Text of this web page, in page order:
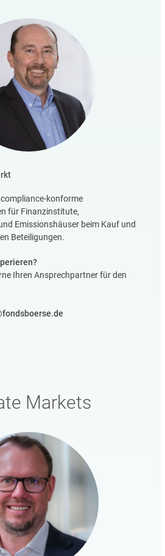
konforme
für Finanzinstitute,
Emissionshäuser beim Kauf und
Beteiligungen.
Ihren Ansprechpartner für den
Markets